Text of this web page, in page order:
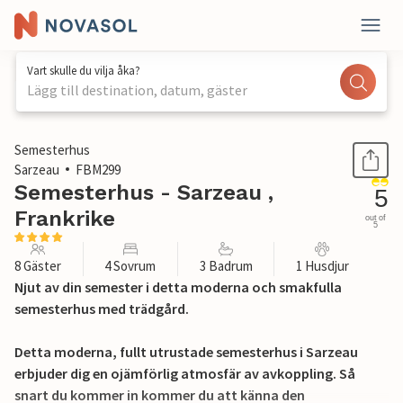
Vart skulle du vilja åka?
Lägg till destination, datum, gäster
1 / 23
Semesterhus
Sarzeau
FBM299
Semesterhus - Sarzeau ,
Frankrike
5
out of
5
8 Gäster 4 Sovrum 3 Badrum 1 Husdjur
Njut av din semester i detta moderna och smakfulla
semesterhus med trädgård.
Detta moderna, fullt utrustade semesterhus i Sarzeau
erbjuder dig en ojämförlig atmosfär av avkoppling. Så
snart du kommer in kommer du att känna den